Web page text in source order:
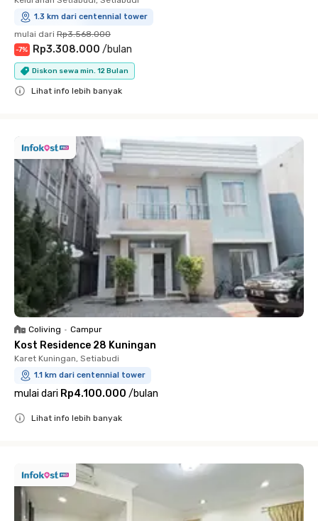
1.3 km dari centennial tower
mulai dari Rp3.568.000
-7% Rp3.308.000 /bulan
Diskon sewa min. 12 Bulan
Lihat info lebih banyak
Coliving • Campur
Kost Residence 28 Kuningan
Karet Kuningan, Setiabudi
1.1 km dari centennial tower
mulai dari Rp4.100.000 /bulan
Lihat info lebih banyak